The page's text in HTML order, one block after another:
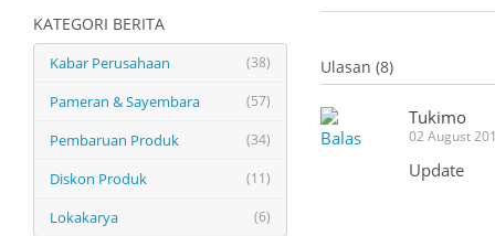
KATEGORI BERITA
(38)
Kabar Perusahaan
(57)
Pameran & Sayembara
(34)
Pembaruan Produk
(11)
Diskon Produk
(6)
Lokakarya
Ulasan (8)
Balas
Tukimo
02 August
Update